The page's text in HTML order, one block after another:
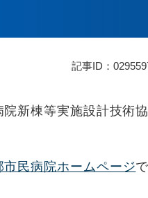
記事ID：
新棟等実施設計技術
市民病院ホームページ